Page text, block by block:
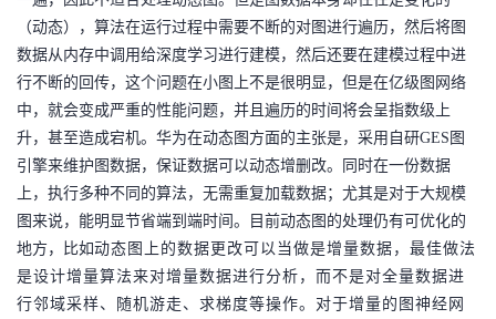
（动态），算法在运行过程中需要不断的对图进行遍历，然后将图
数据从内存中调用给深度学习进行建模，然后还要在建模过程中进
行不断的回传，这个问题在小图上不是很明显，但是在亿级图网络
中，就会变成严重的性能问题，并且遍历的时间将会呈指数级上
升，甚至造成宕机。华为在动态图方面的主张是，采用自研GES图
引擎来维护图数据，保证数据可以动态增删改。同时在一份数据
上，执行多种不同的算法，无需重复加载数据；尤其是对于大规模
图来说，能明显节省端到端时间。目前动态图的处理仍有可优化的
地方，比如动态图上的数据更改可以当做是增量数据，最佳做法
是设计增量算法来对增量数据进行分析，而不是对全量数据进
行邻域采样、随机游走、求梯度等操作。对于增量的图神经网